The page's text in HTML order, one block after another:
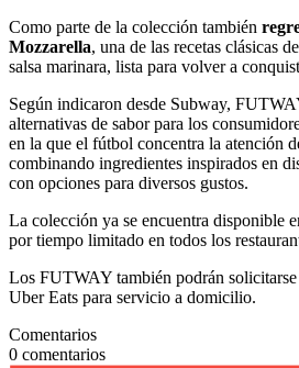
Como parte de la colección también
Mozzarella, una de las recetas clásicas
salsa marinara, lista para volver a
Según indicaron desde Subway,
alternativas de sabor para los
en la que el fútbol concentra la atención
combinando ingredientes inspirados en
con opciones para diversos gustos.
La colección ya se encuentra disponible
por tiempo limitado en todos los
Los FUTWAY también podrán
Uber Eats para servicio a domicilio.
Comentarios
0 comentarios